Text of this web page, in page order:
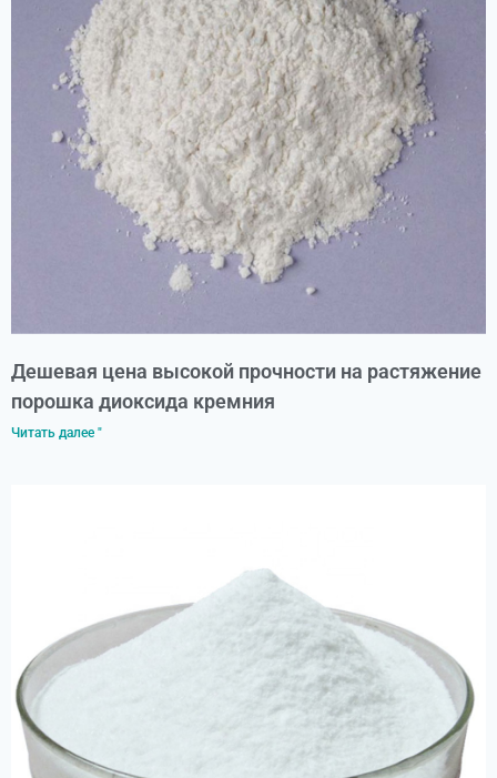
Дешевая цена высокой прочности на растяжение
порошка диоксида кремния
Читать далее "